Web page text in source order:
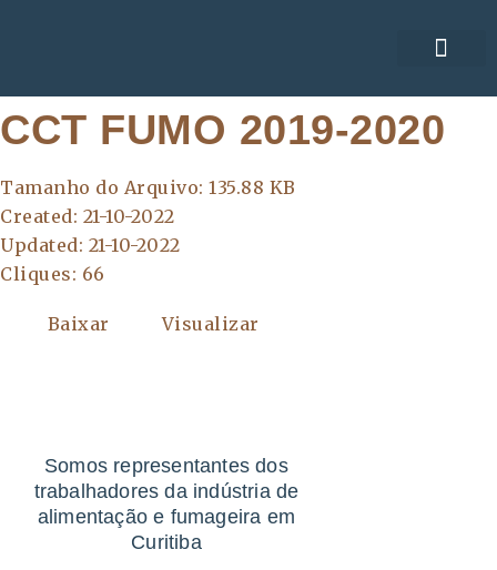
CCT FUMO 2019-2020
Tamanho do Arquivo: 135.88 KB
Created: 21-10-2022
Updated: 21-10-2022
Cliques: 66
Baixar Visualizar
Somos representantes dos
trabalhadores da indústria de
alimentação e fumageira em
Curitiba